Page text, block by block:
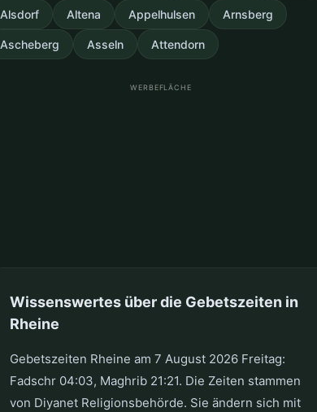
Alsdorf Altena Appelhulsen Arnsberg
Ascheberg Asseln Attendorn
WERBEFLÄCHE
Wissenswertes über die Gebetszeiten in
Rheine
Gebetszeiten Rheine am 7 August 2026 Freitag:
Fadschr 04:03, Maghrib 21:21. Die Zeiten stammen
von Diyanet Religionsbehörde. Sie ändern sich mit